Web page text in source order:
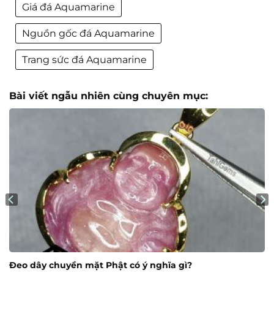
Giá đá Aquamarine
Nguồn gốc đá Aquamarine
Trang sức đá Aquamarine
Bài viết ngẫu nhiên cùng chuyên mục:
Đeo dây chuyền mặt Phật có ý nghĩa gì?